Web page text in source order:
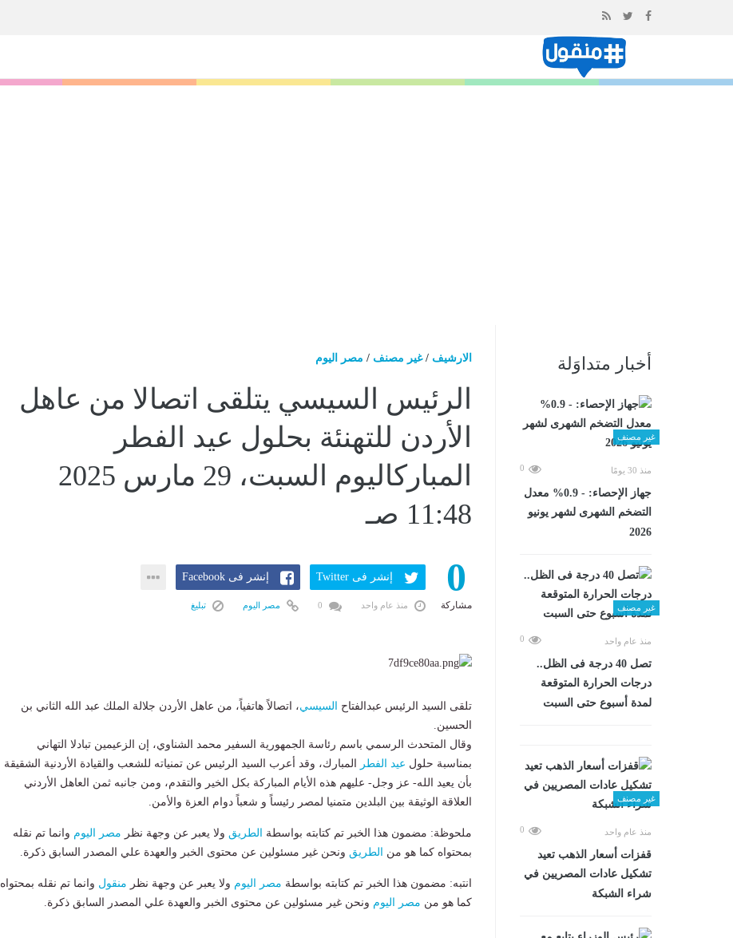
المحتوى
أخبار متداوَلة
غير مصنف
منذ 30 يومًا 0
جهاز الإحصاء: - 0.9% معدل
التضخم الشهرى لشهر يونيو
2026
غير مصنف
منذ عام واحد 0
تصل 40 درجة فى الظل..
درجات الحرارة المتوقعة
لمدة أسبوع حتى السبت
غير مصنف
منذ عام واحد 0
قفزات أسعار الذهب تعيد
تشكيل عادات المصريين في
شراء الشبكة
الارشيف /غير مصنف / مصر اليوم
الرئيس السيسي يتلقى اتصالا من عاهل
الأردن للتهنئة بحلول عيد الفطر
المباركاليوم السبت، 29 مارس 2025
11:48 صـ
0
مشاركة
إنشر فى Twitter إنشر فى Facebook
منذ عام واحد مصر اليوم تبليغ
تلقى السيد الرئيس عبدالفتاح السيسي، اتصالاً هاتفياً، من عاهل الأردن جلالة الملك عبد الله الثاني بن
الحسين.
وقال المتحدث الرسمي باسم رئاسة الجمهورية السفير محمد الشناوي، إن الزعيمين تبادلا التهاني
بمناسبة حلول عيد الفطر
المبارك، وقد أعرب السيد الرئيس عن تمنياته للشعب والقيادة الأردنية الشقيقة
بأن يعيد الله- عز وجل- عليهم هذه الأيام المباركة بكل الخير والتقدم، ومن جانبه ثمن العاهل الأردني
العلاقة الوثيقة بين البلدين متمنيا لمصر رئيساً و شعباً دوام العزة والأمن.
ملحوظة: مضمون هذا الخبر تم كتابته بواسطة الطريق ولا يعبر عن وجهة نظر مصر اليوم وانما تم نقله
بمحتواه كما هو من
الطريق ونحن غير مسئولين عن محتوى الخبر والعهدة علي المصدر السابق ذكرة.
انتبه: مضمون هذا الخبر تم كتابته بواسطة مصر اليوم ولا يعبر عن وجهة نظر منقول وانما تم نقله بمحتواه
كما هو من مصر اليوم ونحن غير مسئولين عن محتوى الخبر والعهدة علي المصدر السابق ذكرة.